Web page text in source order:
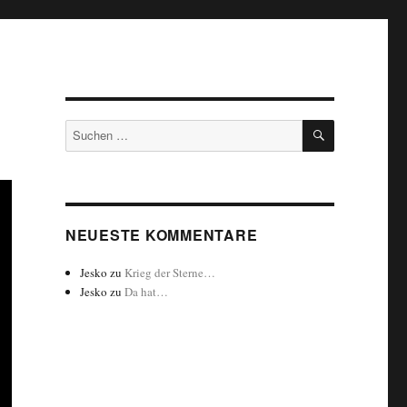
Suchen
nach:
SUCHEN
NEUESTE KOMMENTARE
Jesko zu Krieg der Sterne…
Jesko zuDa hat…